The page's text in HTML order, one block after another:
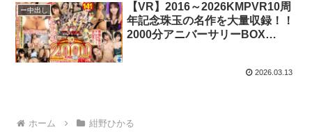
ー中出し
【VR】2016～2026KMPVR10周
年記念珠玉の名作を大量収録！！
2000分アニバーサリーBOX
2026.03.13
ホーム 紺野ひかる